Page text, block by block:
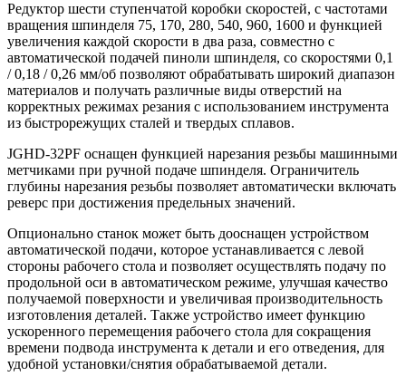
Редуктор шести ступенчатой коробки скоростей, с частотами
вращения шпинделя 75, 170, 280, 540, 960, 1600 и функцией
увеличения каждой скорости в два раза, совместно с
автоматической подачей пиноли шпинделя, со скоростями 0,1
/ 0,18 / 0,26 мм/об позволяют обрабатывать широкий диапазон
материалов и получать различные виды отверстий на
корректных режимах резания с использованием инструмента
из быстрорежущих сталей и твердых сплавов.
JGHD-32PF оснащен функцией нарезания резьбы машинными
метчиками при ручной подаче шпинделя. Ограничитель
глубины нарезания резьбы позволяет автоматически включать
реверс при достижения предельных значений.
Опционально станок может быть дооснащен устройством
автоматической подачи, которое устанавливается с левой
стороны рабочего стола и позволяет осуществлять подачу по
продольной оси в автоматическом режиме, улучшая качество
получаемой поверхности и увеличивая производительность
изготовления деталей. Также устройство имеет функцию
ускоренного перемещения рабочего стола для сокращения
времени подвода инструмента к детали и его отведения, для
удобной установки/снятия обрабатываемой детали.